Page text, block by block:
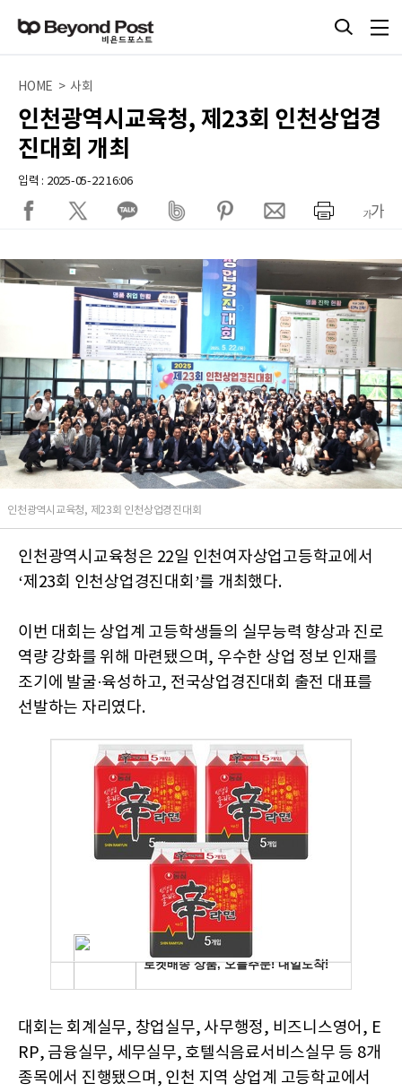
HOME > 사회
인천광역시교육청, 제23회 인천상업경
진대회 개최
입력 : 2025-05-22 16:06
인천광역시교육청, 제23회 인천상업경진대회
인천광역시교육청은 22일 인천여자상업고등학교에서
‘제23회 인천상업경진대회’를 개최했다.
이번 대회는 상업계 고등학생들의 실무능력 향상과 진로
역량 강화를 위해 마련됐으며, 우수한 상업 정보 인재를
조기에 발굴·육성하고, 전국상업경진대회 출전 대표를
선발하는 자리였다.
대회는 회계실무, 창업실무, 사무행정, 비즈니스영어, E
RP, 금융실무, 세무실무, 호텔식음료서비스실무 등 8개
종목에서 진행됐으며, 인천 지역 상업계 고등학교에서